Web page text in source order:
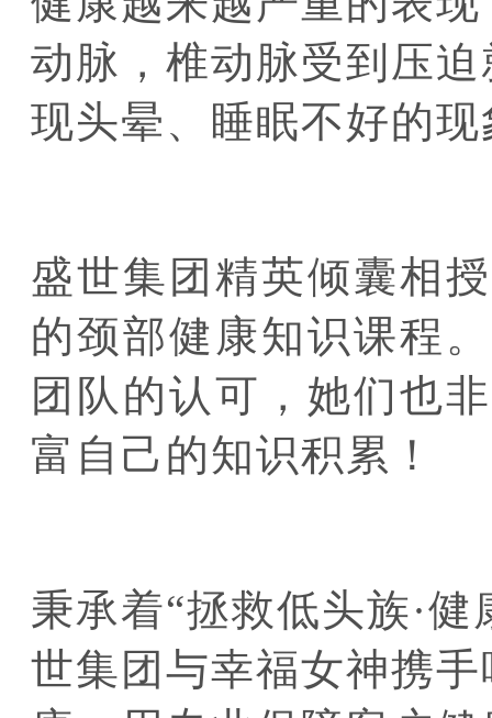
动脉，椎动脉受到压
现头晕、睡眠不好的现
盛世集团精英倾囊相
的颈部健康知识课程
团队的认可，她们也
富自己的知识积累！
秉承着“拯救低头族·
世集团与幸福女神携